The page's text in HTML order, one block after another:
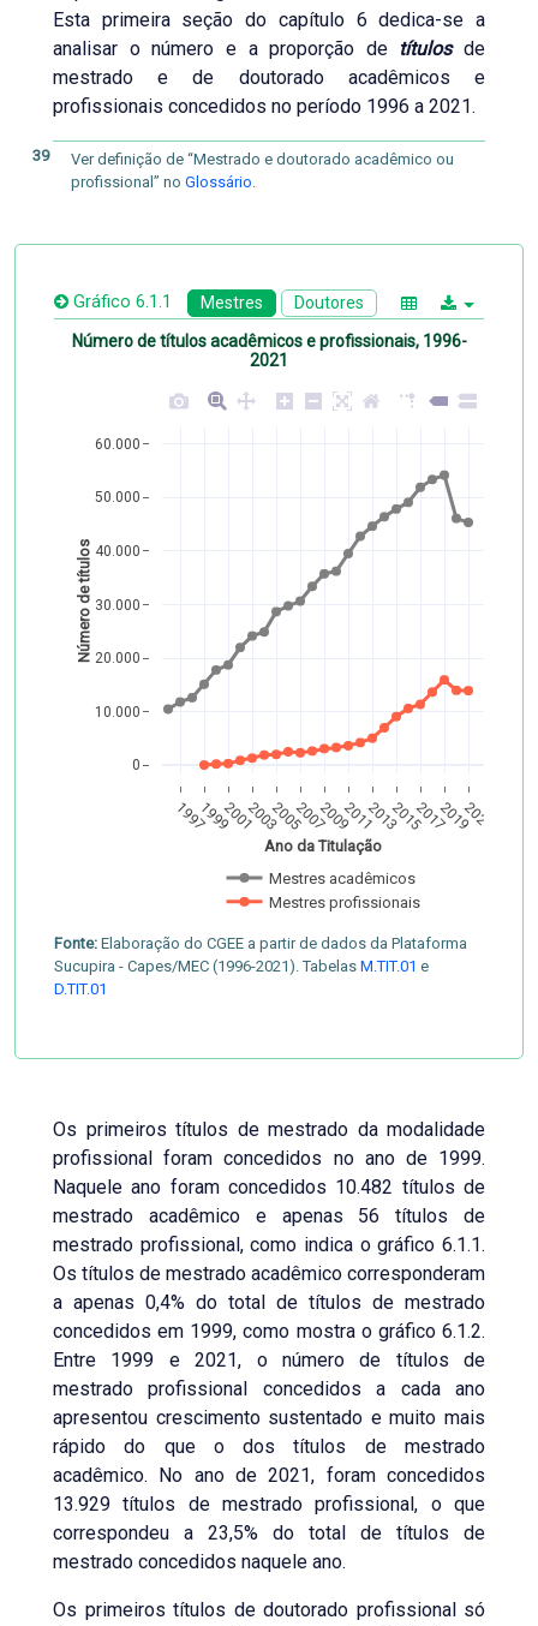
Esta primeira seção do capítulo 6 dedica-se a
analisar o número e a proporção de títulosde
mestrado e de doutorado acadêmicos e
profissionais concedidos no período 1996 a 2021.
39
Ver definição de “Mestrado e doutorado acadêmico ou
profissional” no Glossário.
Gráfico 6.1.1 Mestres Doutores
Número de títulos acadêmicos e profissionais, 1996-
2021
1997199920012003200520072009201120132015201720192021
0
10.000
20.000
30.000
40.000
50.000
60.000
Mestres acadêmicos
Mestres profissionais
Ano da Titulação
Número de títulos
Fonte: Elaboração do CGEE a partir de dados da Plataforma
Sucupira - Capes/MEC (1996-2021). Tabelas M.TIT.01 e
D.TIT.01
Os primeiros títulos de mestrado da modalidade
profissional foram concedidos no ano de 1999.
Naquele ano foram concedidos 10.482 títulos de
mestrado acadêmico e apenas 56 títulos de
mestrado profissional, como indica o gráfico 6.1.1.
Os títulos de mestrado acadêmico corresponderam
a apenas 0,4% do total de títulos de mestrado
concedidos em 1999, como mostra o gráfico 6.1.2.
Entre 1999 e 2021, o número de títulos de
mestrado profissional concedidos a cada ano
apresentou crescimento sustentado e muito mais
rápido do que o dos títulos de mestrado
acadêmico. No ano de 2021, foram concedidos
13.929 títulos de mestrado profissional, o que
correspondeu a 23,5% do total de títulos de
mestrado concedidos naquele ano.
Os primeiros títulos de doutorado profissional só